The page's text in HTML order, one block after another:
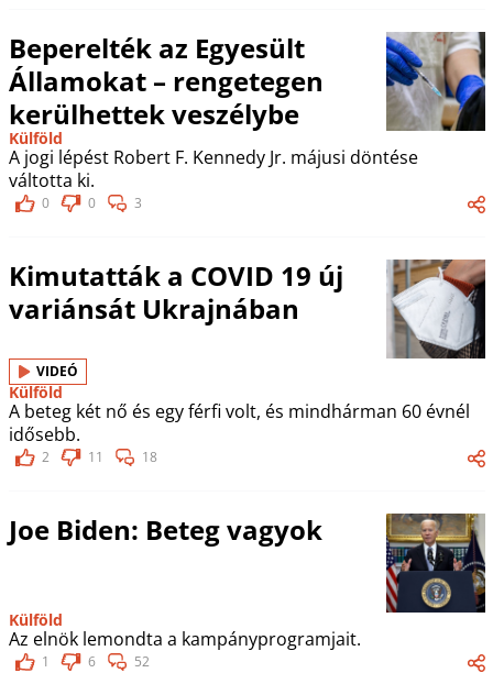
Beperelték az Egyesült
Államokat – rengetegen
kerülhettek veszélybe
Külföld
A jogi lépést Robert F. Kennedy Jr. májusi döntése
váltotta ki.
0 0 3
Kimutatták a COVID 19 új
variánsát Ukrajnában
VIDEÓ
Külföld
A beteg két nő és egy férfi volt, és mindhárman 60 évnél
idősebb.
2 11 18
Joe Biden: Beteg vagyok
Külföld
Az elnök lemondta a kampányprogramjait.
1 6 52